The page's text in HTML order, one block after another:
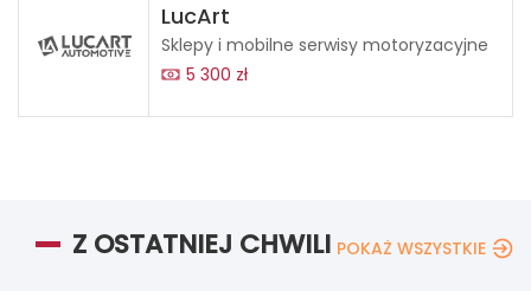
LucArt
Sklepy i mobilne serwisy motoryzacyjne
5 300 zł
Z OSTATNIEJ CHWILI POKAŻ WSZYSTKIE